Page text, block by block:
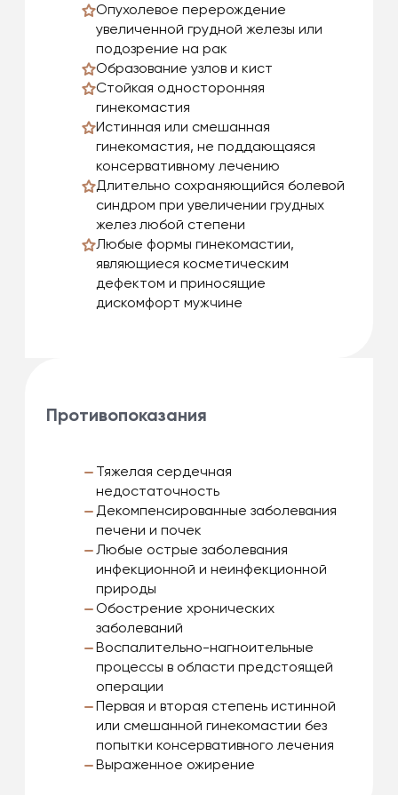
Опухолевое перерождение
увеличенной грудной железы или
подозрение на рак
Образование узлов и кист
Стойкая односторонняя
гинекомастия
Истинная или смешанная
гинекомастия, не поддающаяся
консервативному лечению
Длительно сохраняющийся болевой
синдром при увеличении грудных
желез любой степени
Любые формы гинекомастии,
являющиеся косметическим
дефектом и приносящие
дискомфорт мужчине
Противопоказания
Тяжелая сердечная
недостаточность
Декомпенсированные заболевания
печени и почек
Любые острые заболевания
инфекционной и неинфекционной
природы
Обострение хронических
заболеваний
Воспалительно-нагноительные
процессы в области предстоящей
операции
Первая и вторая степень истинной
или смешанной гинекомастии без
попытки консервативного лечения
Выраженное ожирение